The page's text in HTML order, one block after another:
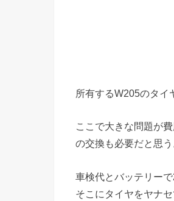
所有するW205のタイ
ここで大きな問題が
の交換も必要だと思
車検代とバッテリー
そこにタイヤをヤナ